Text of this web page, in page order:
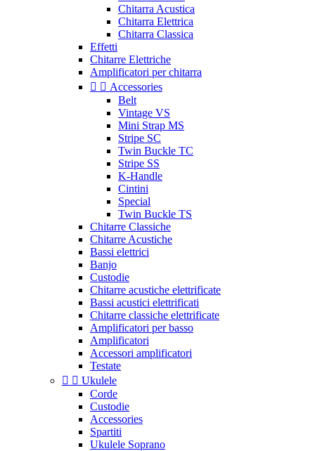
Chitarra Acustica
Chitarra Elettrica
Chitarra Classica
Effetti
Chitarre Elettriche
Amplificatori per chitarra
  Accessories
Belt
Vintage VS
Mini Strap MS
Stripe SC
Twin Buckle TC
Stripe SS
K-Handle
Cintini
Special
Twin Buckle TS
Chitarre Classiche
Chitarre Acustiche
Bassi elettrici
Banjo
Custodie
Chitarre acustiche elettrificate
Bassi acustici elettrificati
Chitarre classiche elettrificate
Amplificatori per basso
Amplificatori
Accessori amplificatori
Testate
  Ukulele
Corde
Custodie
Accessories
Spartiti
Ukulele Soprano